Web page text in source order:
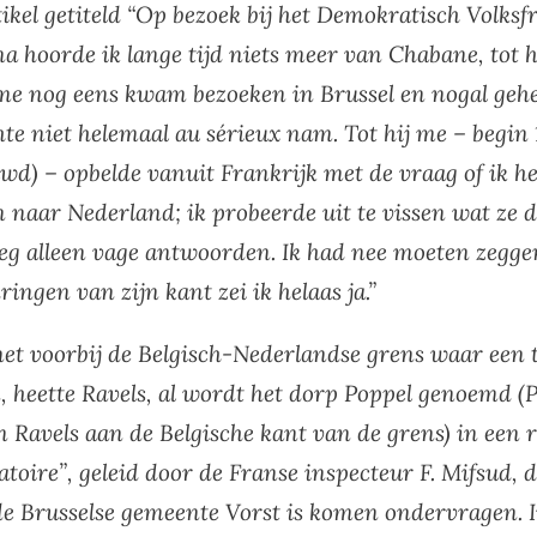
getiteld “Op bezoek bij het Demokratisch
hoorde ik lange tijd niets meer van Chabane, tot
nog eens kwam bezoeken in Brussel en nogal
niet helemaal au sérieux nam. Tot hij me – begin
– opbelde vanuit Frankrijk met de vraag of ik
naar Nederland; ik probeerde uit te vissen wat ze
alleen vage antwoorden. Ik had nee moeten
van zijn kant zei ik helaas ja.”
voorbij de Belgisch-Nederlandse grens waar een
Ravels, al wordt het dorp Poppel genoemd
Ravels aan de Belgische kant van de grens) in een
geleid door de Franse inspecteur F. Mifsud,
Brusselse gemeente Vorst is komen